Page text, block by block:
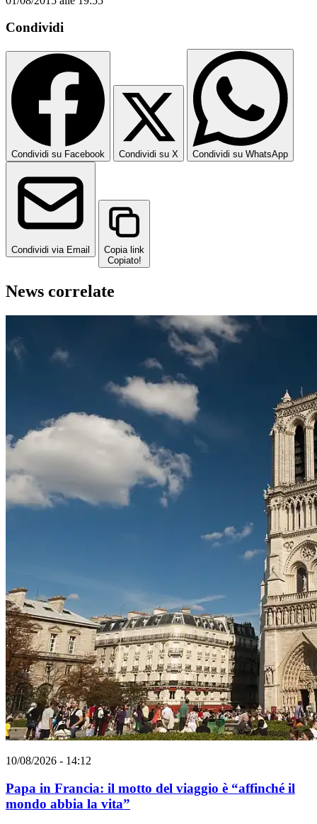
Condividi
Condividi su Facebook Condividi su X Condividi su WhatsApp
Condividi via Email
Copia link
Copiato!
News correlate
10/08/2026 - 14:12
Papa in Francia: il motto del viaggio è “affinché il
mondo abbia la vita”